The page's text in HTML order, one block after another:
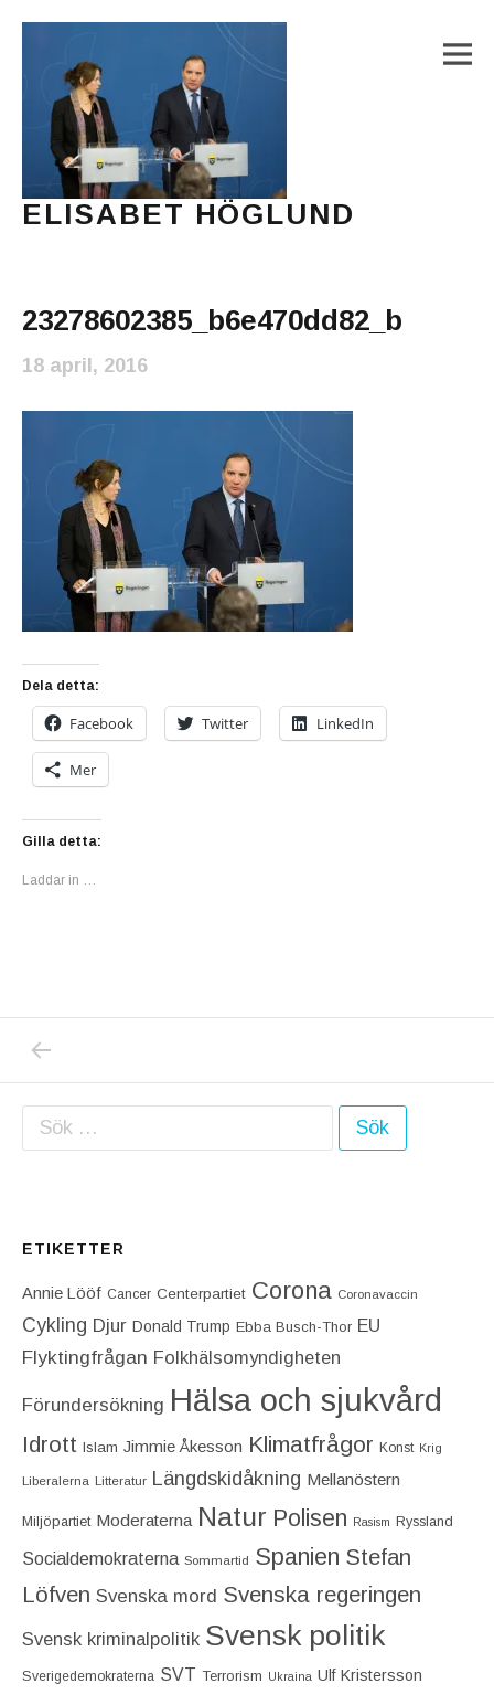
ELISABET HÖGLUND
23278602385_b6e470dd82_b
18 april, 2016
Dela detta:
Facebook Twitter LinkedIn
Mer
Gilla detta:
Laddar in …
Inläggsnavigering
Sök efter:
ETIKETTER
Annie Lööf Cancer Centerpartiet‎ Corona Coronavaccin
Cykling Djur Donald Trump Ebba Busch-Thor EU
Flyktingfrågan Folkhälsomyndigheten
Förundersökning Hälsa och sjukvård
Idrott Islam Jimmie Åkesson Klimatfrågor Konst Krig
Liberalerna Litteratur Längdskidåkning Mellanöstern
Miljöpartiet Moderaterna Natur Polisen Rasism Ryssland
Socialdemokraterna Sommartid Spanien Stefan
Löfven Svenska mord Svenska regeringen
Svensk kriminalpolitik Svensk politik
Sverigedemokraterna SVT Terrorism Ukraina Ulf Kristersson